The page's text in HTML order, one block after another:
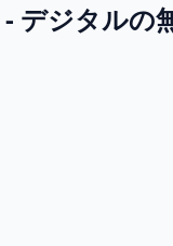
デジタルの